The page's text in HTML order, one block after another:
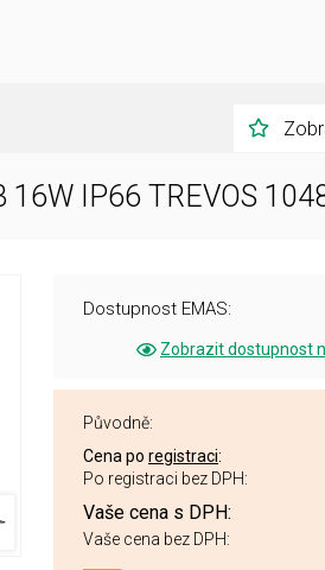
IP66 TREVOS
Dostupnost EMAS:
Zobrazit dostupnost
Původně:
Cena po registraci:
Po registraci bez DPH:
Vaše cena s DPH:
Vaše cena bez DPH: